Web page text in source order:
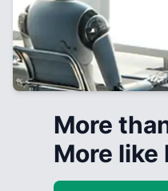
More
More like